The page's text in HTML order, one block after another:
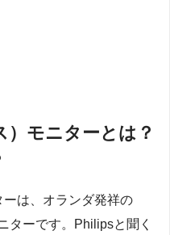
モニターとは？
は、オランダ発祥の
ターです。Philipsと聞く